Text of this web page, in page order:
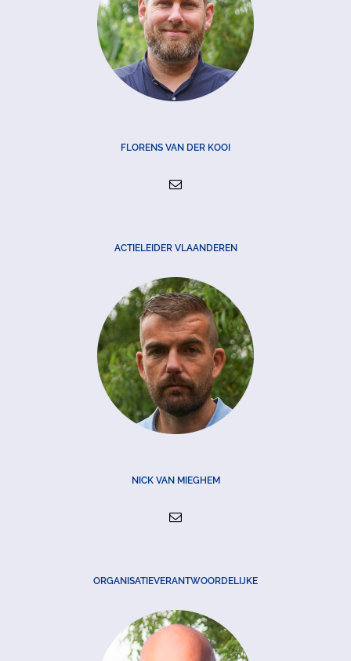
FLORENS VAN DER KOOI
ACTIELEIDER VLAANDEREN
NICK VAN MIEGHEM
ORGANISATIEVERANTWOORDELIJKE